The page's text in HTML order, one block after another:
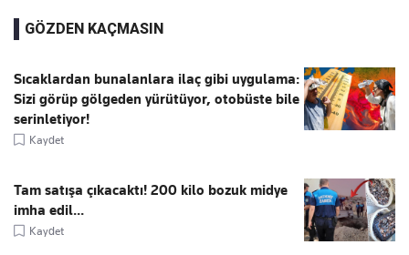
GÖZDEN KAÇMASIN
Sıcaklardan bunalanlara ilaç gibi uygulama:
Sizi görüp gölgeden yürütüyor, otobüste bile
serinletiyor!
Kaydet
Tam satışa çıkacaktı! 200 kilo bozuk midye
imha edil...
Kaydet